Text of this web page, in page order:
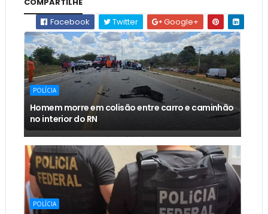
COMPARTILHE
Facebook
Twitter Google+
POLÍCIA
Homem morre em colisão entre carro e caminhão
no interior do RN
POLÍCIA